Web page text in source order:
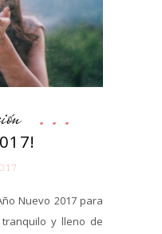
Nuevo 2017 para
y lleno de